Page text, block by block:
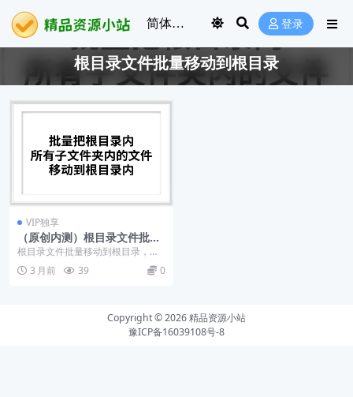
登录
根目录文件批量移动到根目录
VIP独享
（原创内测）根目录文件批量
移动到根目录，若文件名称相
同就重命名，并删除空文件夹
根目录文件批量移动到根目录，若
文件名称相同就重命名，并删除空
文件夹
3 月前 39 0
Copyright © 2026精品资源小站
豫ICP备16039108号-8